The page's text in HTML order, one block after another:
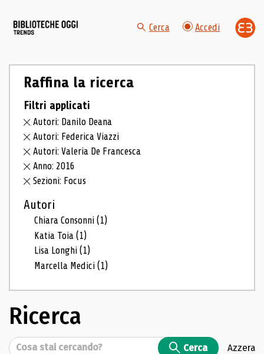
Cerca Accedi
Raffina la ricerca
Filtri applicati
Autori: Danilo Deana
Autori: Federica Viazzi
Autori: Valeria De Francesca
Anno: 2016
Sezioni: Focus
Autori
Chiara Consonni(1)
Katia Toia(1)
Lisa Longhi(1)
Marcella Medici(1)
Ricerca
Cerca Cerca Azzera